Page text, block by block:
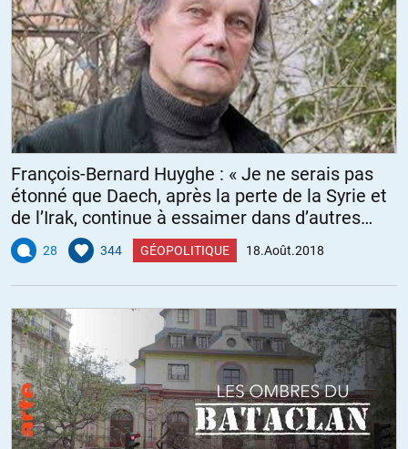
François-Bernard Huyghe : « Je ne serais pas
étonné que Daech, après la perte de la Syrie et
de l’Irak, continue à essaimer dans d’autres
pays »28 344 GÉOPOLITIQUE 18.Août.2018